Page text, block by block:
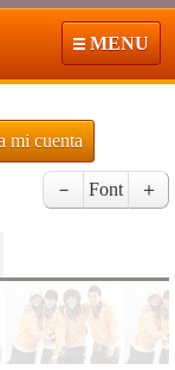
MENU
mi cuenta
－ Font ＋